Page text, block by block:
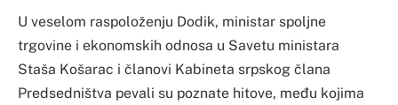
U veselom raspoloženju Dodik, ministar spoljne
trgovine i ekonomskih odnosa u Savetu ministara
Staša Košarac i članovi Kabineta srpskog člana
Predsedništva pevali su poznate hitove, među kojima